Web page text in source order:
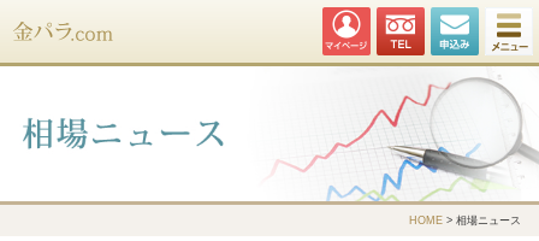
HOME > 相場ニュース